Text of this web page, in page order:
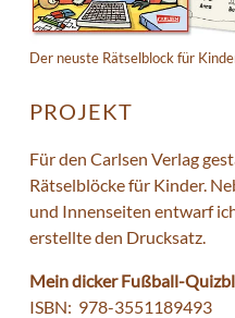
Der neuste Rätselblock für
PROJEKT
Für den Carlsen Verlag
Rätselblöcke für Kinder.
und Innenseiten entwarf
erstellte den Drucksatz.
Mein dicker Fußball-
ISBN: ‎ 978-3551189493